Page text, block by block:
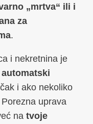
„mrtva“ ili i
za
.
i nekretnina je
i ako nekoliko
uprava
na tvoje